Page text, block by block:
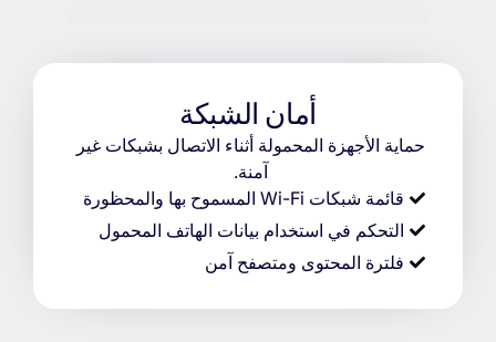
أمان الشبكة
حماية الأجهزة المحمولة أثناء الاتصال بشبكات غير
آمنة.
قائمة شبكات Wi-Fi المسموح بها والمحظورة
التحكم في استخدام بيانات الهاتف المحمول
فلترة المحتوى ومتصفح آمن